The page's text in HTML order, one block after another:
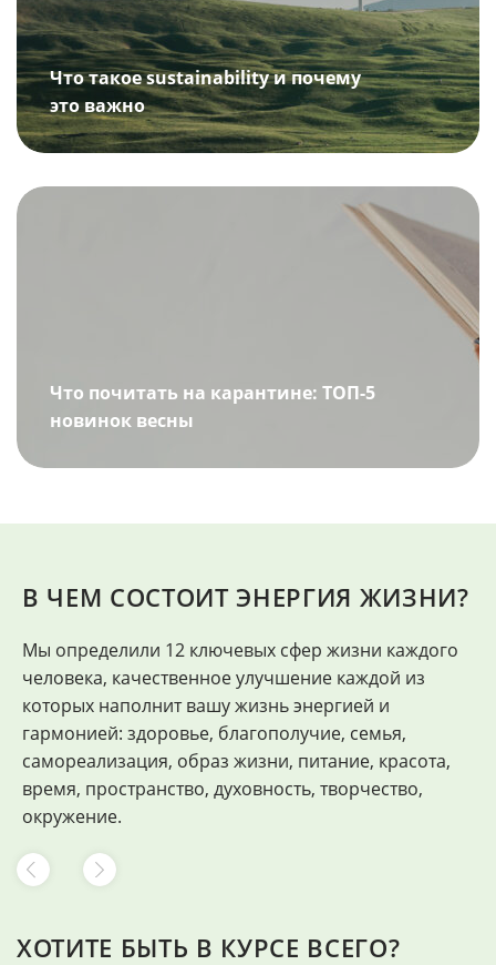
Что такое sustainability и почему
это важно
Что почитать на карантине: ТОП-5
новинок весны
В ЧЕМ СОСТОИТ ЭНЕРГИЯ ЖИЗНИ?
Мы определили 12 ключевых сфер жизни каждого
человека, качественное улучшение каждой из
которых наполнит вашу жизнь энергией и
гармонией: здоровье, благополучие, семья,
самореализация, образ жизни, питание, красота,
время, пространство, духовность, творчество,
окружение.
ХОТИТЕ БЫТЬ В КУРСЕ ВСЕГО?